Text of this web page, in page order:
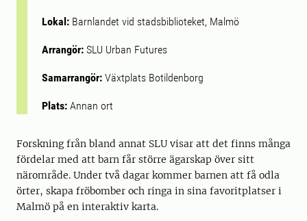
Lokal: Barnlandet vid stadsbiblioteket, Malmö
Arrangör: SLU Urban Futures
Samarrangör: Växtplats Botildenborg
Plats: Annan ort
Forskning från bland annat SLU visar att det finns många
fördelar med att barn får större ägarskap över sitt
närområde. Under två dagar kommer barnen att få odla
örter, skapa fröbomber och ringa in sina favoritplatser i
Malmö på en interaktiv karta.